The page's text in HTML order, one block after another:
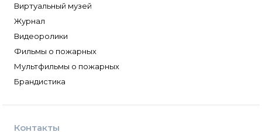
Виртуальный музей
Журнал
Видеоролики
Фильмы о пожарных
Мультфильмы о пожарных
Брандистика
Контакты